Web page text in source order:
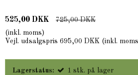
525,00 DKK
725,00 DKK
(inkl. moms)
Vejl. udsalgspris 695,00 DKK (inkl.
Lagerstatus: 1 stk. på lager